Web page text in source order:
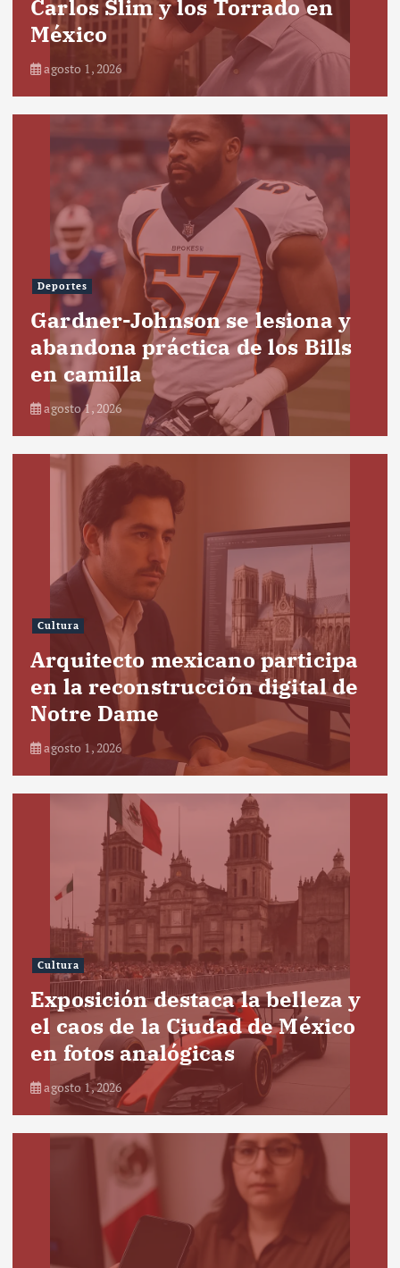
Carlos Slim y los Torrado en
México
agosto 1, 2026
Deportes
Gardner-Johnson se lesiona y
abandona práctica de los Bills
en camilla
agosto 1, 2026
Cultura
Arquitecto mexicano participa
en la reconstrucción digital de
Notre Dame
agosto 1, 2026
Cultura
Exposición destaca la belleza y
el caos de la Ciudad de México
en fotos analógicas
agosto 1, 2026